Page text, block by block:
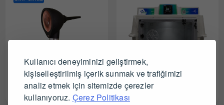
Kullanıcı deneyiminizi geliştirmek,
kişiselleştirilmiş içerik sunmak ve trafiğimizi
analiz etmek için sitemizde çerezler
kullanıyoruz. Çerez Politikası
Famed Veteriner Video
Espetcage ES400 Pro
İntelligent Yoğun Bakım
Ünitesi